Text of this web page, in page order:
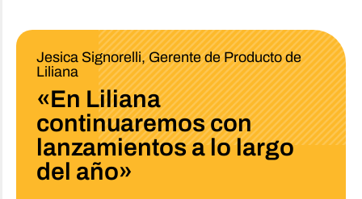
Jesica Signorelli, Gerente de Producto de
Liliana
«En Liliana
continuaremos con
lanzamientos a lo largo
del año»